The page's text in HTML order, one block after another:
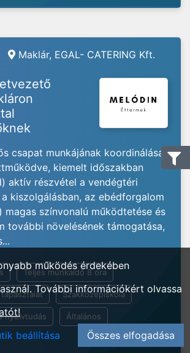
Maklár, EGAL- CATERING Kft.
csapat munkájának koordinálása
kiemelt időszakban
aktív részvétel a vendégtéri
kiszolgálásban, az ebédforgalom
színvonalú működtetése és
további növelésének támogatása,
Teljes munkaidő 8 óra
Szakközépiskola
nyelvtudás Általános
működés érdekében
További információkért olvassa
beállítása
Összes elfogadása